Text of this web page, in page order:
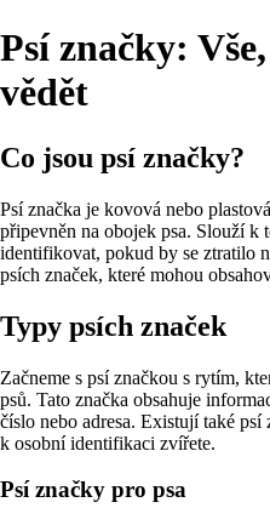
Psí značky:
vědět
Co jsou psí značky?
Psí značka je kovová nebo
připevněn na obojek psa. Slouží k
identifikovat, pokud by se ztratilo
psích značek, které mohou
Typy psích značek
Začneme s psí značkou s rytím,
psů. Tato značka obsahuje
číslo nebo adresa. Existují také psí
k osobní identifikaci zvířete.
Psí značky pro psa